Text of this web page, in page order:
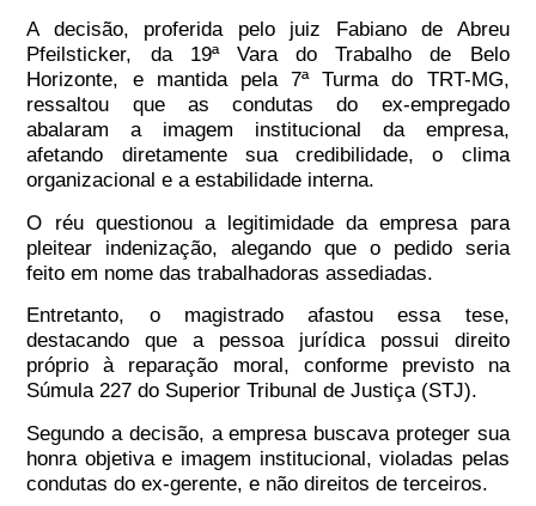
A decisão, proferida pelo juiz Fabiano de Abreu
Pfeilsticker, da 19ª Vara do Trabalho de Belo
Horizonte, e mantida pela 7ª Turma do TRT-MG,
ressaltou que as condutas do ex-empregado
abalaram a imagem institucional da empresa,
afetando diretamente sua credibilidade, o clima
organizacional e a estabilidade interna.
O réu questionou a legitimidade da empresa para
pleitear indenização, alegando que o pedido seria
feito em nome das trabalhadoras assediadas.
Entretanto, o magistrado afastou essa tese,
destacando que a pessoa jurídica possui direito
próprio à reparação moral, conforme previsto na
Súmula 227 do Superior Tribunal de Justiça (STJ).
Segundo a decisão, a empresa buscava proteger sua
honra objetiva e imagem institucional, violadas pelas
condutas do ex-gerente, e não direitos de terceiros.